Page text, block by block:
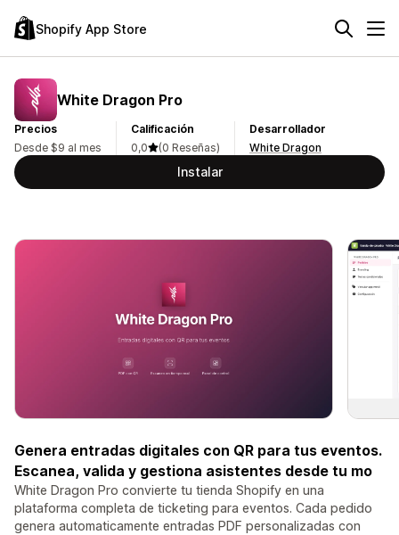
Shopify App Store
White Dragon Pro
Precios
Desde $9 al mes
Calificación
0,0
(0 Reseñas)
Desarrollador
White Dragon
Instalar
Genera entradas digitales con QR para tus eventos.
Escanea, valida y gestiona asistentes desde tu mo
White Dragon Pro convierte tu tienda Shopify en una
plataforma completa de ticketing para eventos. Cada pedido
genera automaticamente entradas PDF personalizadas con